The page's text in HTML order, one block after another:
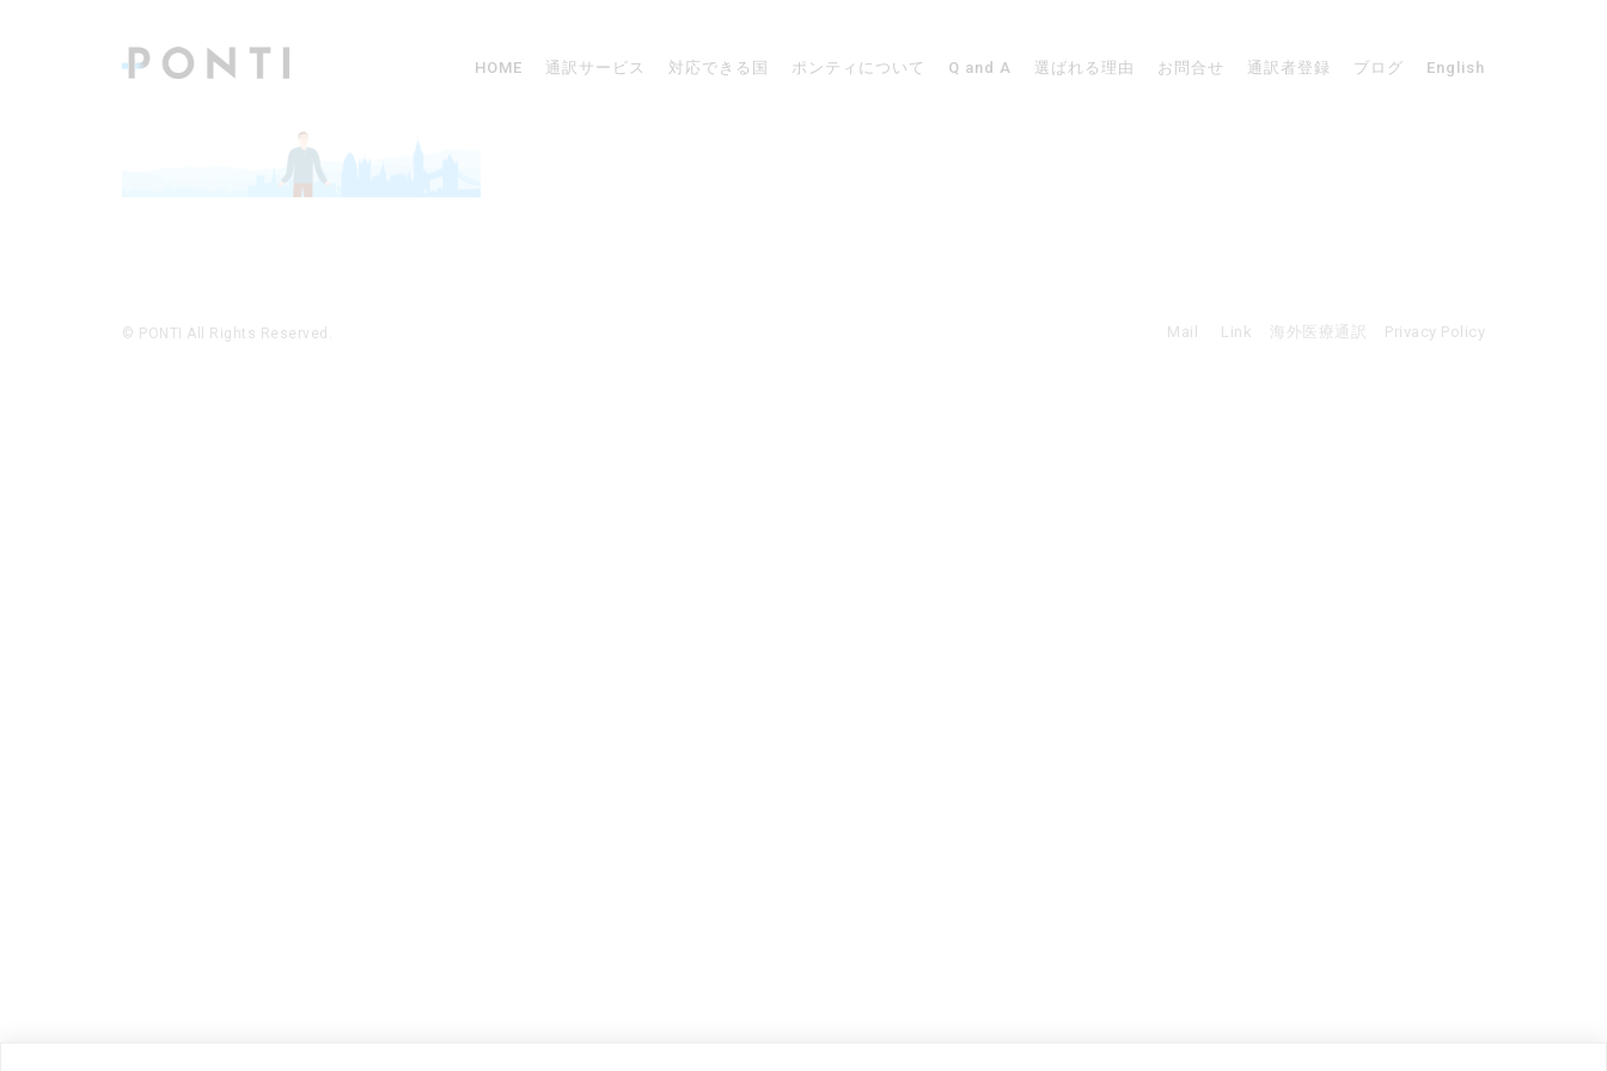
HOME 通訳サービス 対応できる国 ポンティについて Q and A 選ばれる理由 お問合せ 通訳者登録 ブログ English
© PONTI All Rights Reserved. Mail Link 海外医療通訳 Privacy Policy